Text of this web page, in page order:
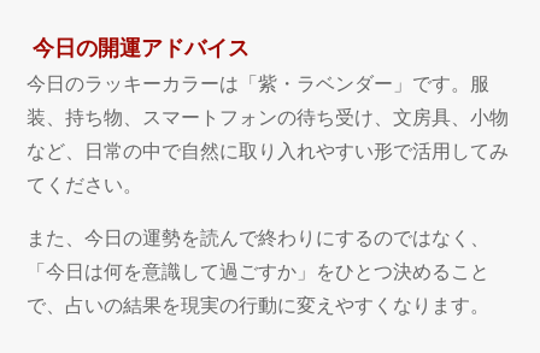
今日の開運アドバイス
今日のラッキーカラーは「紫・ラベンダー」です。服
装、持ち物、スマートフォンの待ち受け、文房具、小物
など、日常の中で自然に取り入れやすい形で活用してみ
てください。
また、今日の運勢を読んで終わりにするのではなく、
「今日は何を意識して過ごすか」をひとつ決めること
で、占いの結果を現実の行動に変えやすくなります。